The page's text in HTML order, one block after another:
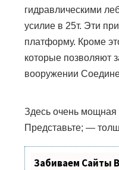
гидравлическими
усилие в 25т. Эти
платформу. Кроме
которые позволяют
вооружении
Здесь очень
Представьте;—
Забиваем Сайты